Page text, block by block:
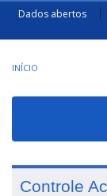
Dados abertos
INÍCIO
Controle